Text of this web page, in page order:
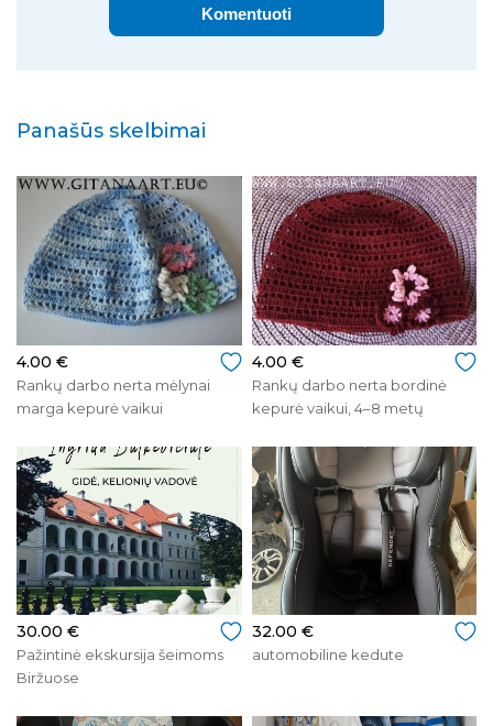
Komentuoti
Panašūs skelbimai
4.00 €
Rankų darbo nerta mėlynai
marga kepurė vaikui
4.00 €
Rankų darbo nerta bordinė
kepurė vaikui, 4–8 metų
30.00 €
Pažintinė ekskursija šeimoms
Biržuose
32.00 €
automobiline kedute